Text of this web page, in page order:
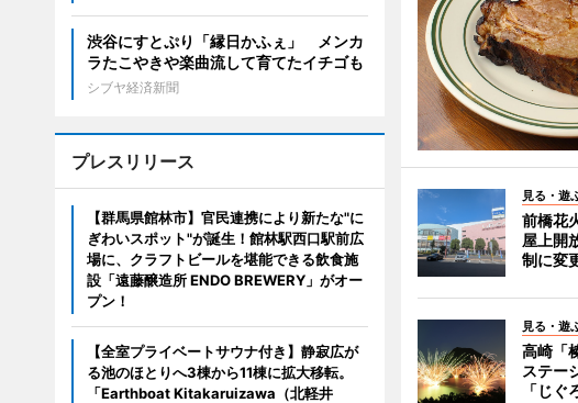
見る・遊
前橋花
屋上開
制に変
見る・遊
高崎「
ステー
「じぐ
渋谷にすとぷり「縁日かふぇ」 メンカ
ラたこやきや楽曲流して育てたイチゴも
シブヤ経済新聞
プレスリリース
【群馬県館林市】官民連携により新たな"に
ぎわいスポット"が誕生！館林駅西口駅前広
場に、クラフトビールを堪能できる飲食施
設「遠藤醸造所 ENDO BREWERY」がオー
プン！
【全室プライベートサウナ付き】静寂広が
る池のほとりへ3棟から11棟に拡大移転。
「Earthboat Kitakaruizawa（北軽井